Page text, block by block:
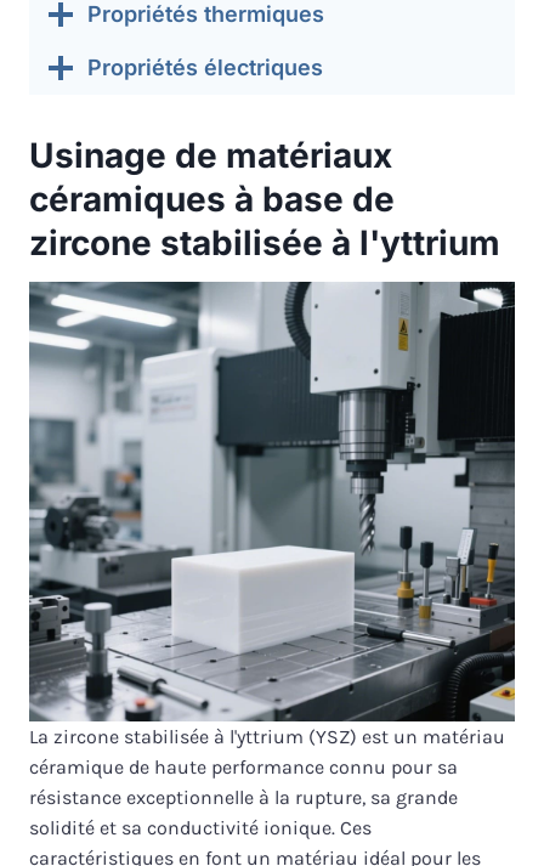
Propriétés thermiques
Propriétés électriques
Usinage de matériaux
céramiques à base de
zircone stabilisée à l'yttrium
La zircone stabilisée à l'yttrium (YSZ) est un matériau
céramique de haute performance connu pour sa
résistance exceptionnelle à la rupture, sa grande
solidité et sa conductivité ionique. Ces
caractéristiques en font un matériau idéal pour les